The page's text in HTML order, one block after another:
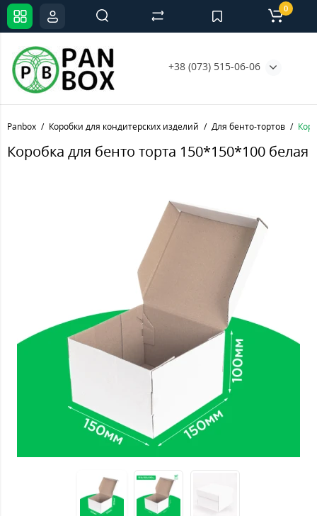
+38 (073) 515-06-06
0
Panbox Коробки для кондитерских изделий Для бенто-тортов
Коробка для бенто торта 150*150*100 белая